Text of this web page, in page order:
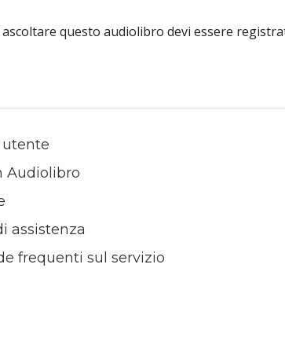
questo audiolibro devi essere
Audiolibro
assistenza
frequenti sul servizio